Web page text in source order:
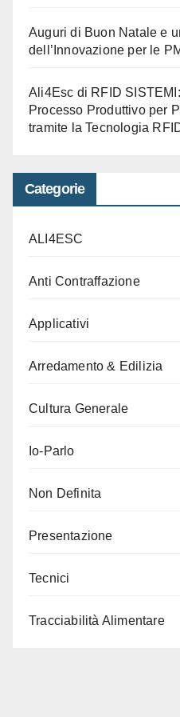
Auguri di Buon Natale e
dell’Innovazione per le
Ali4Esc di RFID
Processo Produttivo per
tramite la Tecnologia
Categorie
ALI4ESC
Anti Contraffazione
Applicativi
Arredamento & Edilizia
Cultura Generale
Io-Parlo
Non Definita
Presentazione
Tecnici
Tracciabilità Alimentare